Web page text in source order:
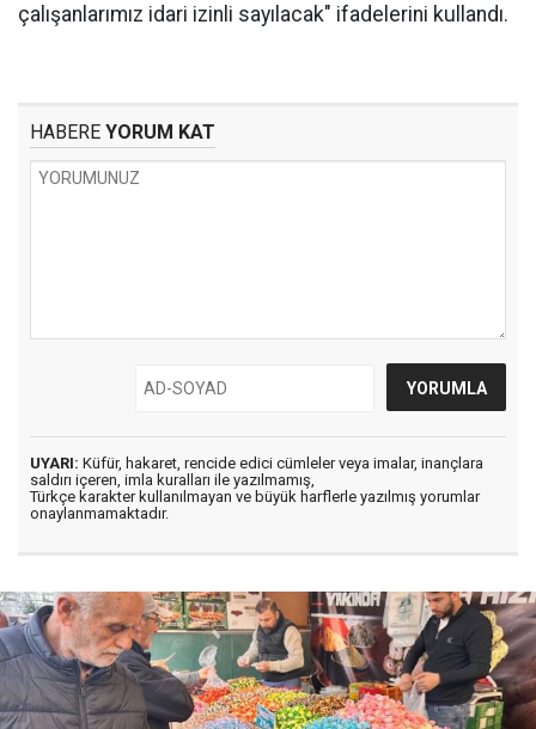
çalışanlarımız idari izinli sayılacak" ifadelerini kullandı.
HABERE YORUM KAT
UYARI: Küfür, hakaret, rencide edici cümleler veya imalar, inançlara
saldırı içeren, imla kuralları ile yazılmamış,
Türkçe karakter kullanılmayan ve büyük harflerle yazılmış yorumlar
onaylanmamaktadır.